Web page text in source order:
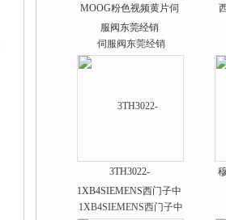
MOOG粉色视频黄片伺
服阀东莞经销
3TH3022-
1XB4SIEMENS西门子中
间继电器